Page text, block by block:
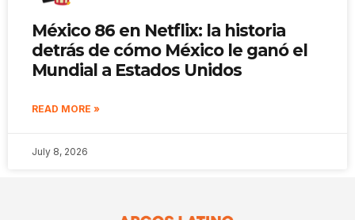
México 86 en Netflix: la historia
detrás de cómo México le ganó el
Mundial a Estados Unidos
READ MORE »
July 8, 2026